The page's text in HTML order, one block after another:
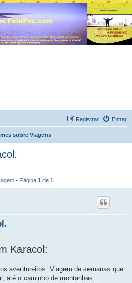
Entrar
Registrar
sobre Viagens
• Página 1 de 1
Karacol:
aventureiros. Viagem de semanas que
até o caminho de montanhas...